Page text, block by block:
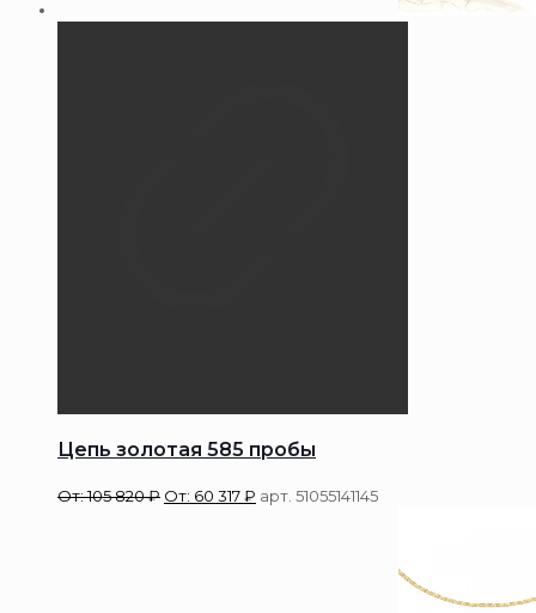
Цепь золотая 585 пробы
От:105 820₽ От: 60 317₽ арт. 51055141145